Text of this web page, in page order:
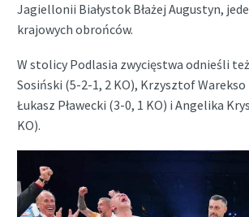
Jagiellonii Białystok Błażej Augustyn,
krajowych obrońców.
W stolicy Podlasia zwycięstwa odnieśli
Sosiński (5-2-1, 2 KO), Krzysztof Warekso
Łukasz Pławecki (3-0, 1 KO) i Angelika
KO).